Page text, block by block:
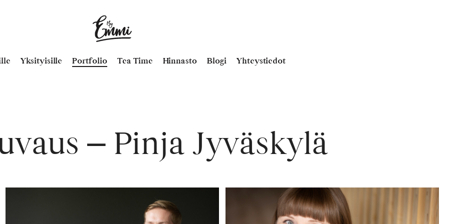
By
Emmi
Emmi
Yksityisille Portfolio Tea Time Hinnasto Blogi Yhteystiedot
– Pinja Jyväskylä